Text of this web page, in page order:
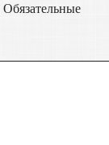
Обязательные